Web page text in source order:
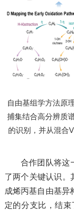
自由基组学方法原
捕集结合高分辨质
的识别，并从混合
合作团队将这
了两个关键认识。
成烯丙基自由基异
定的分支比，结